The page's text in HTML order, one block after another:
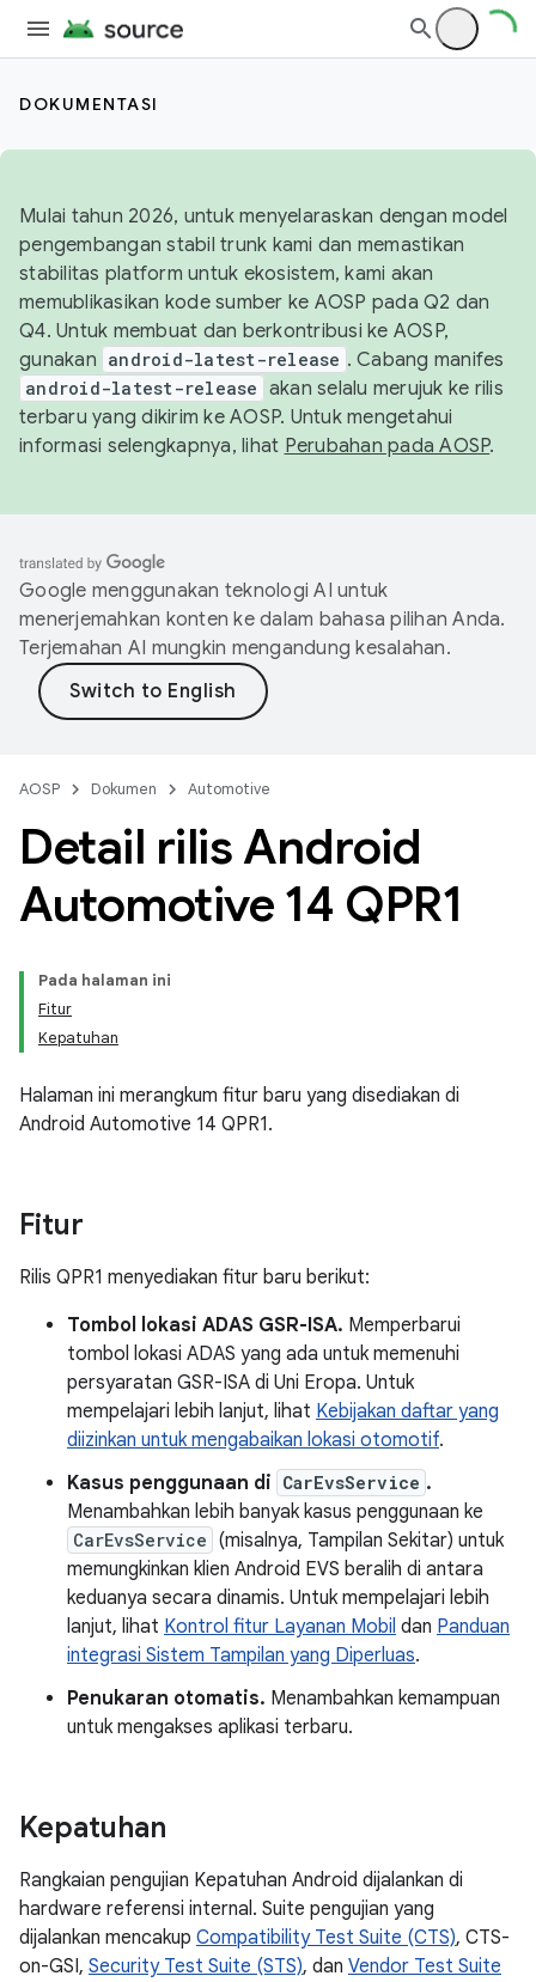
DOKUMENTASI
Mulai tahun 2026, untuk menyelaraskan dengan model
pengembangan stabil trunk kami dan memastikan
stabilitas platform untuk ekosistem, kami akan
memublikasikan kode sumber ke AOSP pada Q2 dan
Q4. Untuk membuat dan berkontribusi ke AOSP,
gunakan android-latest-release . Cabang manifes
android-latest-release akan selalu merujuk ke rilis
terbaru yang dikirim ke AOSP. Untuk mengetahui
informasi selengkapnya, lihat Perubahan pada AOSP.
Google menggunakan teknologi AI untuk
menerjemahkan konten ke dalam bahasa pilihan Anda.
Terjemahan AI mungkin mengandung kesalahan.
AOSP Dokumen Automotive
Detail rilis Android
Automotive 14 QPR1
Pada halaman ini
Fitur
Kepatuhan
Halaman ini merangkum fitur baru yang disediakan di
Android Automotive 14 QPR1.
Fitur
Rilis QPR1 menyediakan fitur baru berikut:
Tombol lokasi ADAS GSR-ISA. Memperbarui
tombol lokasi ADAS yang ada untuk memenuhi
persyaratan GSR-ISA di Uni Eropa. Untuk
mempelajari lebih lanjut, lihat Kebijakan daftar yang
diizinkan untuk mengabaikan lokasi otomotif.
Kasus penggunaan di CarEvsService .
Menambahkan lebih banyak kasus penggunaan ke
CarEvsService (misalnya, Tampilan Sekitar) untuk
memungkinkan klien Android EVS beralih di antara
keduanya secara dinamis. Untuk mempelajari lebih
lanjut, lihat Kontrol fitur Layanan Mobil dan Panduan
integrasi Sistem Tampilan yang Diperluas.
Penukaran otomatis. Menambahkan kemampuan
untuk mengakses aplikasi terbaru.
Kepatuhan
Rangkaian pengujian Kepatuhan Android dijalankan di
hardware referensi internal. Suite pengujian yang
dijalankan mencakup Compatibility Test Suite (CTS), CTS-
on-GSI, Security Test Suite (STS), dan Vendor Test Suite